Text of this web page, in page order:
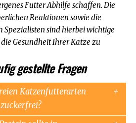
Futter Abhilfe schaffen. Die
Reaktionen sowie die
Spezialisten sind hierbei wichtige
Gesundheit Ihrer Katze zu
gestellte Fragen
Katzenfutterarten